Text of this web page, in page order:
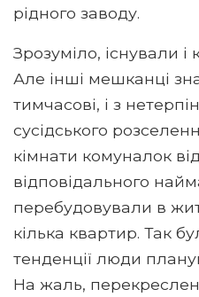
рідного заводу.
Зрозуміло, існували і
Але інші мешканці
тимчасові, і з
сусідського
кімнати комуналок
відповідального
перебудовували в
кілька квартир. Так
тенденції люди
На жаль,